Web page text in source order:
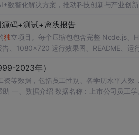
数智化解决方案，推动科技创新与产业创新
码+测试+离线报告
独立项目。每个压缩包包含完整 Node.js、
、1080×720 运行效果图、README、运
行 npm test 与 npm run report，或启动
2023年）
资等数据，包括员工性别、各学历水平人
年份：
市年份 上市状态 员工人数 男性人数 女性
薪酬水平 董监高年薪总额 董监高总人数 董